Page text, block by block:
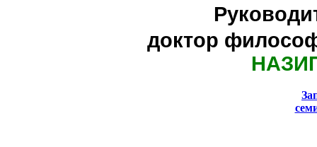
доктор